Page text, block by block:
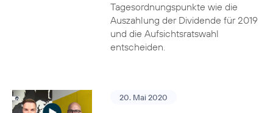
Tagesordnungspunkte wie die
Auszahlung der Dividende für 2019
und die Aufsichtsratswahl
entscheiden.
20. Mai 2020